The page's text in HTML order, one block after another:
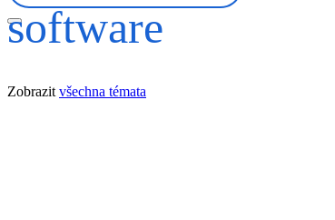
software
Zobrazit všechna témata